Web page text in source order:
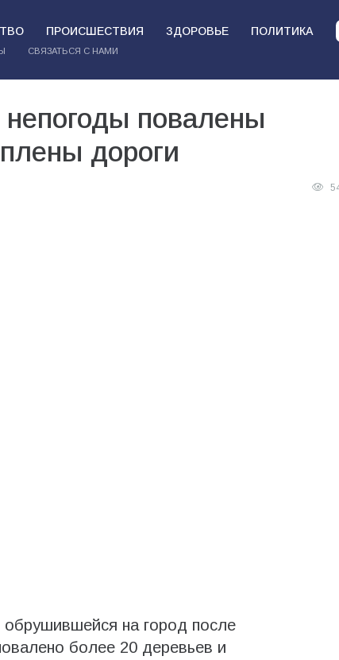
ПРОИСШЕСТВИЯ ЗДОРОВЬЕ ПОЛИТИКА
СВЯЗАТЬСЯ С НАМИ
повалены
дороги
на город после
более 20 деревьев и